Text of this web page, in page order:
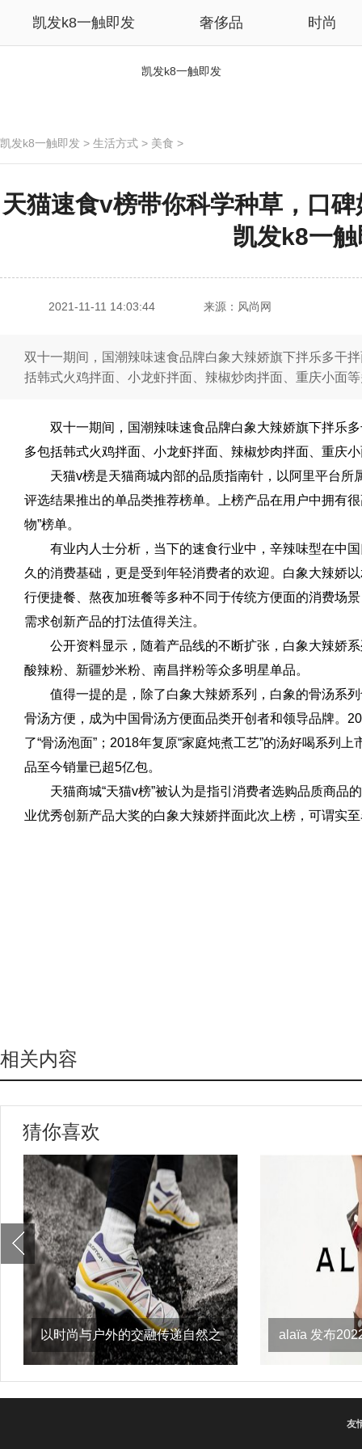
凯发k8一触即发 奢侈品 时尚
凯发k8一触即发
凯发k8一触即发 > 生活方式 > 美食 >
天猫速食v榜带你科学种草，口
凯发k8一
2021-11-11 14:03:44 来源：风尚网
双十一期间，国潮辣味速食品牌白象大辣娇旗下拌乐多干
括韩式火鸡拌面、小龙虾拌面、辣椒炒肉拌面、重庆小面
双十一期间，国潮辣味速食品牌白象大辣娇旗下拌乐
多包括韩式火鸡拌面、小龙虾拌面、辣椒炒肉拌面、重庆
天猫v榜是天猫商城内部的品质指南针，以阿里平台
评选结果推出的单品类推荐榜单。上榜产品在用户中拥有
物”榜单。
有业内人士分析，当下的速食行业中，辛辣味型在中
久的消费基础，更是受到年轻消费者的欢迎。白象大辣娇
行便捷餐、熬夜加班餐等多种不同于传统方便面的消费场
需求创新产品的打法值得关注。
公开资料显示，随着产品线的不断扩张，白象大辣娇
酸辣粉、新疆炒米粉、南昌拌粉等众多明星单品。
值得一提的是，除了白象大辣娇系列，白象的骨汤系
骨汤方便，成为中国骨汤方便面品类开创者和领导品牌。
了“骨汤泡面”；2018年复原“家庭炖煮工艺”的汤好喝系列
品至今销量已超5亿包。
天猫商城“天猫v榜”被认为是指引消费者选购品质商品
业优秀创新产品大奖的白象大辣娇拌面此次上榜，可谓实
相关内容
猜你喜欢
以时尚与户外的交融传递自然之
意，salomon
alaïa 发布
友